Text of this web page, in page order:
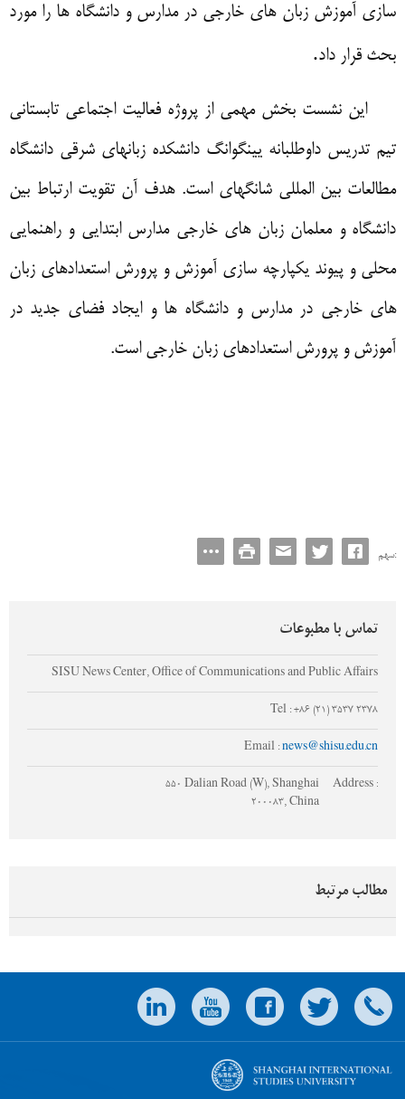
سازی آموزش زبان های خارجی در مدارس و دانشگاه ها را مورد
بحث قرار داد.
این نشست بخش مهمی از پروژه فعالیت اجتماعی تابستانی
تیم تدریس داوطلبانه یینگوانگ دانشکده زبانهای شرقی دانشگاه
مطالعات بین المللی شانگهای است.هدف آن تقویت ارتباط بین
دانشگاه و معلمان زبان های خارجی مدارس ابتدایی و راهنمایی
محلی و پیوند یکپارچه سازی آموزش و پرورش استعدادهای زبان
های خارجی در مدارس و دانشگاه ها و ایجاد فضای جدید در
آموزش و پرورش استعدادهای زبان خارجی است.
سهم:
تماس با مطبوعات
SISU News Center, Office of Communications and Public Affairs
Tel : +86 (21) 3537 2378
Email :news@shisu.edu.cn
Address :
550 Dalian Road (W), Shanghai
200083, China
مطالب مرتبط